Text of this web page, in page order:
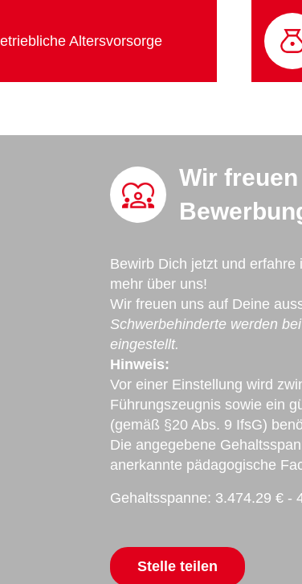
Altersvorsorge
Wir
Bewirb Dich jetzt und
mehr über uns!
Wir freuen uns auf Deine
Schwerbehinderte werden
eingestellt.
Hinweis:
Vor einer Einstellung wird
Führungszeugnis sowie ein
(gemäß §20 Abs. 9 IfsG)
Die angegebene
anerkannte pädagogische
Gehaltsspanne: 3.474.29 € -
Stelle teilen
Mail